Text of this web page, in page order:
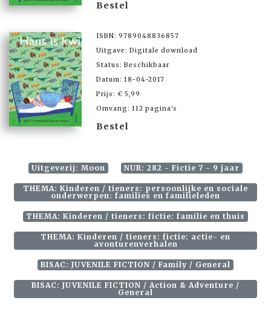
Bestel
ISBN: 9789048836857
Uitgave: Digitale download
Status: Beschikbaar
Datum: 18-04-2017
Prijs: € 5,99
Omvang: 112 pagina's
Bestel
Uitgeverij: Moon NUR: 282 - Fictie 7 - 9 jaar
THEMA: Kinderen / tieners: persoonlijke en sociale
onderwerpen: families en familieleden
THEMA: Kinderen / tieners: fictie: familie en thuis
THEMA: Kinderen / tieners: fictie: actie- en
avonturenverhalen
BISAC: JUVENILE FICTION / Family / General
BISAC: JUVENILE FICTION / Action & Adventure /
General